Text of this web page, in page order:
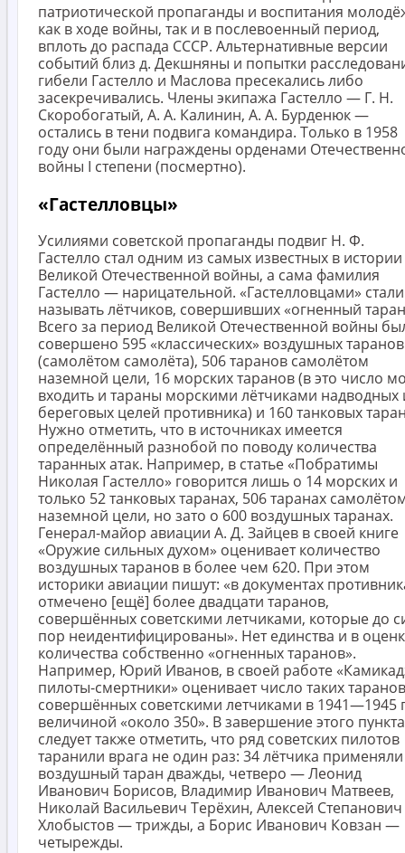
патриотической пропаганды и воспитания
как в ходе войны, так и в послевоенный период,
вплоть до распада СССР. Альтернативные версии
событий близ д. Декшняны и попытки
гибели Гастелло и Маслова пресекались либо
засекречивались. Члены экипажа Гастелло — Г. Н.
Скоробогатый, А. А. Калинин, А. А. Бурденюк —
остались в тени подвига командира. Только в 1958
году они были награждены орденами
войны I степени (посмертно).
«Гастелловцы»
Усилиями советской пропаганды подвиг Н. Ф.
Гастелло стал одним из самых известных в истории
Великой Отечественной войны, а сама фамилия
Гастелло — нарицательной. «Гастелловцами» стали
называть лётчиков, совершивших «огненный
Всего за период Великой Отечественной войны
совершено 595 «классических» воздушных таранов
(самолётом самолёта), 506 таранов самолётом
наземной цели, 16 морских таранов (в это число
входить и тараны морскими лётчиками надводных
береговых целей противника) и 160 танковых
Нужно отметить, что в источниках имеется
определённый разнобой по поводу количества
таранных атак. Например, в статье «Побратимы
Николая Гастелло» говорится лишь о 14 морских и
только 52 танковых таранах, 506 таранах
наземной цели, но зато о 600 воздушных таранах.
Генерал-майор авиации А. Д. Зайцев в своей книге
«Оружие сильных духом» оценивает количество
воздушных таранов в более чем 620. При этом
историки авиации пишут: «в документах
отмечено [ещё] более двадцати таранов,
совершённых советскими летчиками, которые до
пор неидентифицированы». Нет единства и в
количества собственно «огненных таранов».
Например, Юрий Иванов, в своей работе
пилоты-смертники» оценивает число таких
совершённых советскими летчиками в 1941—1945
величиной «около 350». В завершение этого пункта
следует также отметить, что ряд советских пилотов
таранили врага не один раз: 34 лётчика применяли
воздушный таран дважды, четверо — Леонид
Иванович Борисов, Владимир Иванович Матвеев,
Николай Васильевич Терёхин, Алексей Степанович
Хлобыстов — трижды, а Борис Иванович Ковзан —
четырежды.